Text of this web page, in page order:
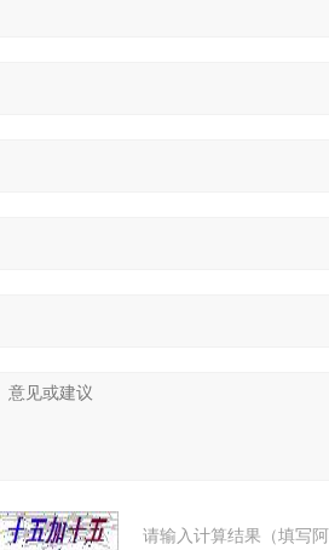
请输入计算结果（填写